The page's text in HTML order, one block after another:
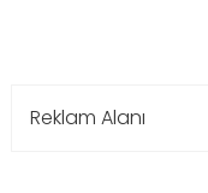
Reklam Alanı